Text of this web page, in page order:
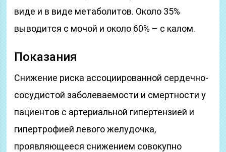
виде и в виде метаболитов. Около 35%
выводится с мочой и около 60% – с калом.
Показания
Снижение риска ассоциированной сердечно-
сосудистой заболеваемости и смертности у
пациентов с артериальной гипертензией и
гипертрофией левого желудочка,
проявляющееся снижением совокупно